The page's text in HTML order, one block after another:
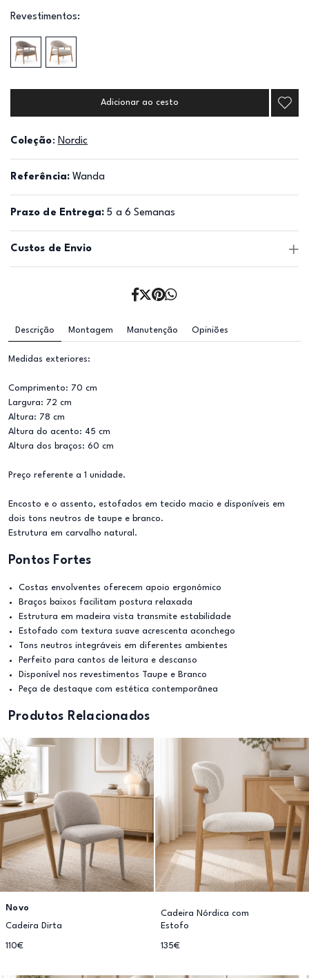
Revestimentos:
Adicionar ao cesto
Coleção: Nordic
Referência: Wanda
Prazo de Entrega: 5 a 6 Semanas
Custos de Envio
Descrição Montagem Manutenção Opiniões
Medidas exteriores:
Comprimento: 70 cm
Largura: 72 cm
Altura: 78 cm
Altura do acento: 45 cm
Altura dos braços: 60 cm
Preço referente a 1 unidade.
Encosto e o assento, estofados em tecido macio e disponíveis em
dois tons neutros de taupe e branco.
Estrutura em carvalho natural.
Pontos Fortes
Costas envolventes oferecem apoio ergonómico
Braços baixos facilitam postura relaxada
Estrutura em madeira vista transmite estabilidade
Estofado com textura suave acrescenta aconchego
Tons neutros integráveis em diferentes ambientes
Perfeito para cantos de leitura e descanso
Disponível nos revestimentos Taupe e Branco
Peça de destaque com estética contemporânea
Produtos Relacionados
Novo
Cadeira Dirta
110€
Cadeira Nórdica com
Estofo
135€